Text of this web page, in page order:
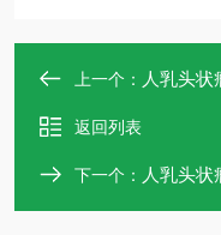
上一个： 人乳头状
返回列表
下一个： 人乳头状